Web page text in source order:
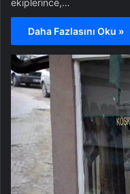
Daha Fazlasını Oku »